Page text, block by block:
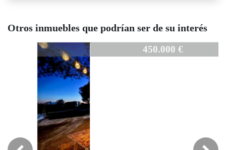
Otros inmuebles que podrían ser de su interés
3234